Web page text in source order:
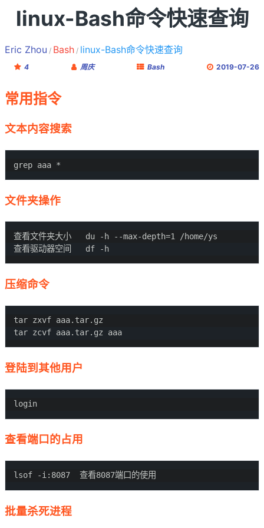
linux-Bash命令快速查询
Eric Zhou Bash linux-Bash命令快速查询
4 周庆 Bash 2019-07-26
常用指令
文本内容搜索
文件夹操作
查看文件夹大小   du -h --max-depth=1 /home/ys
压缩命令
tar zxvf aaa.tar.gz
登陆到其他用户
查看端口的占用
批量杀死进程